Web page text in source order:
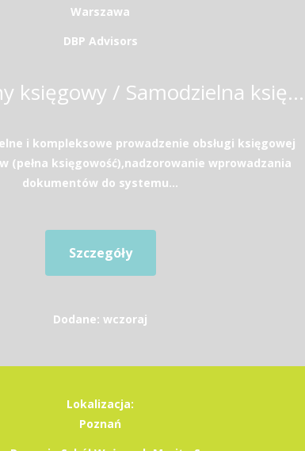
Warszawa
DBP Advisors
Samodzielny księgowy / Samodzielna księgowa ze znajomością jęz. angielskiego
i kompleksowe prowadzenie obsługi księgowej
(pełna księgowość),nadzorowanie wprowadzania
dokumentów do systemu...
Szczegóły
Dodane: wczoraj
Lokalizacja:
Poznań